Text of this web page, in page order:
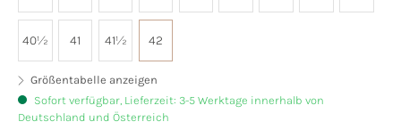
40½ 41 41½ 42
Größentabelle anzeigen
Sofort verfügbar, Lieferzeit: 3-5 Werktage innerhalb von
Deutschland und Österreich